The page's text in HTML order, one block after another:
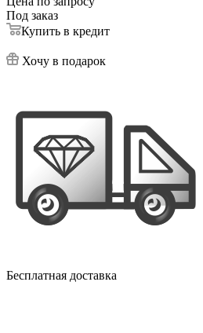
Под заказ
Купить в кредит
Хочу в подарок
Бесплатная доставка